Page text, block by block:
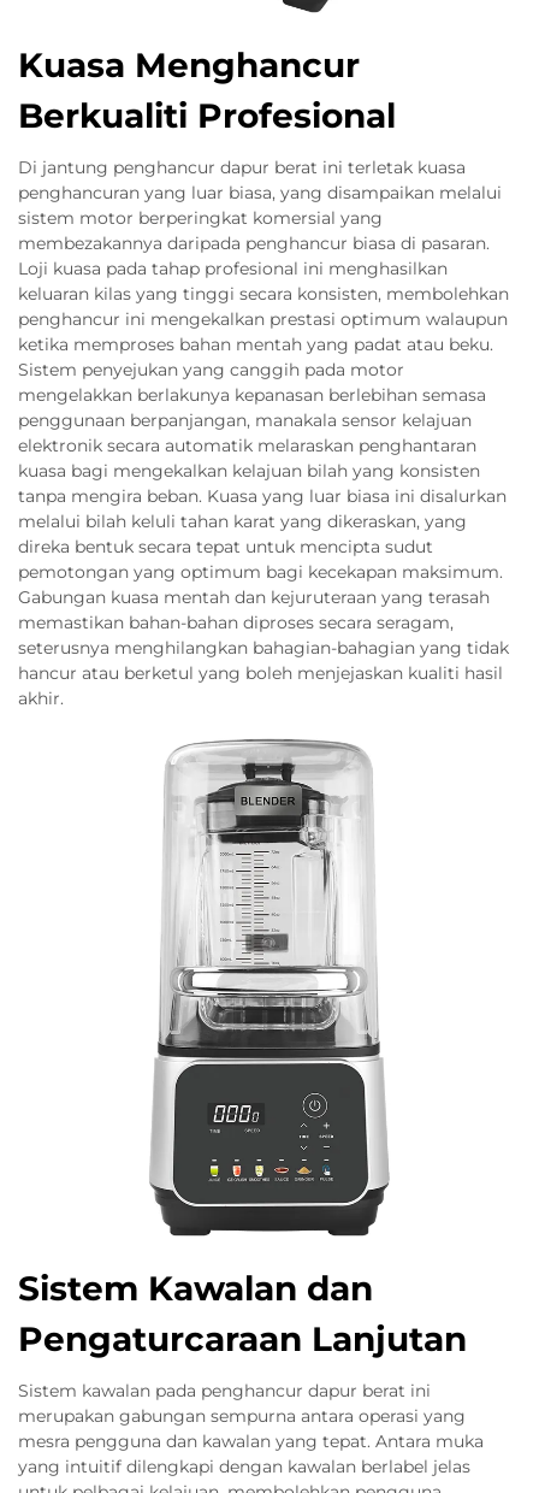
Kuasa Menghancur
Berkualiti Profesional
Di jantung penghancur dapur berat ini terletak kuasa
penghancuran yang luar biasa, yang disampaikan melalui
sistem motor berperingkat komersial yang
membezakannya daripada penghancur biasa di pasaran.
Loji kuasa pada tahap profesional ini menghasilkan
keluaran kilas yang tinggi secara konsisten, membolehkan
penghancur ini mengekalkan prestasi optimum walaupun
ketika memproses bahan mentah yang padat atau beku.
Sistem penyejukan yang canggih pada motor
mengelakkan berlakunya kepanasan berlebihan semasa
penggunaan berpanjangan, manakala sensor kelajuan
elektronik secara automatik melaraskan penghantaran
kuasa bagi mengekalkan kelajuan bilah yang konsisten
tanpa mengira beban. Kuasa yang luar biasa ini disalurkan
melalui bilah keluli tahan karat yang dikeraskan, yang
direka bentuk secara tepat untuk mencipta sudut
pemotongan yang optimum bagi kecekapan maksimum.
Gabungan kuasa mentah dan kejuruteraan yang terasah
memastikan bahan-bahan diproses secara seragam,
seterusnya menghilangkan bahagian-bahagian yang tidak
hancur atau berketul yang boleh menjejaskan kualiti hasil
akhir.
Sistem Kawalan dan
Pengaturcaraan Lanjutan
Sistem kawalan pada penghancur dapur berat ini
merupakan gabungan sempurna antara operasi yang
mesra pengguna dan kawalan yang tepat. Antara muka
yang intuitif dilengkapi dengan kawalan berlabel jelas